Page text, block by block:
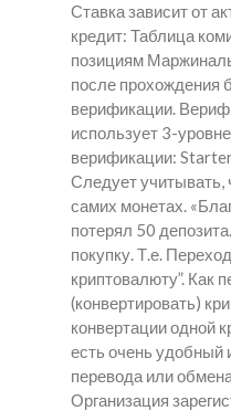
Ставка зависит от
кредит: Таблица
позициям
после прохождения
верификации.
использует 3-
верификации:
Следует учитывать,
самих монетах.
потерял 50
покупку. Т.е.
криптовалюту”. Как
(конвертировать)
конвертации одной
есть очень удобный
перевода или
Организация